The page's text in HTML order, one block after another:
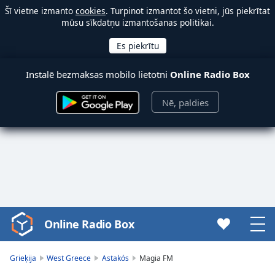
Šī vietne izmanto cookies. Turpinot izmantot šo vietni, jūs piekrītat
mūsu sīkdatņu izmantošanas politikai.
Instalē bezmaksas mobilo lietotni Online Radio Box
Nē, paldies
Video
Player
Online Radio Box
Grieķija West Greece Astakós Magia FM